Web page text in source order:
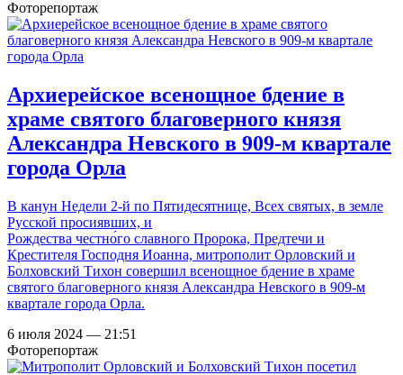
Фоторепортаж
Архиерейское всенощное бдение в
храме святого благоверного князя
Александра Невского в 909-м квартале
города Орла
В канун Недели 2-й по Пятидесятнице, Всех святых, в земле
Русской просиявших, и
Рождества честно́го славного Пророка, Предтечи и
Крестителя Господня Иоанна, митрополит Орловский и
Болховский Тихон совершил всенощное бдение в храме
святого благоверного князя Александра Невского в 909-м
квартале города Орла.
6 июля 2024 — 21:51
Фоторепортаж